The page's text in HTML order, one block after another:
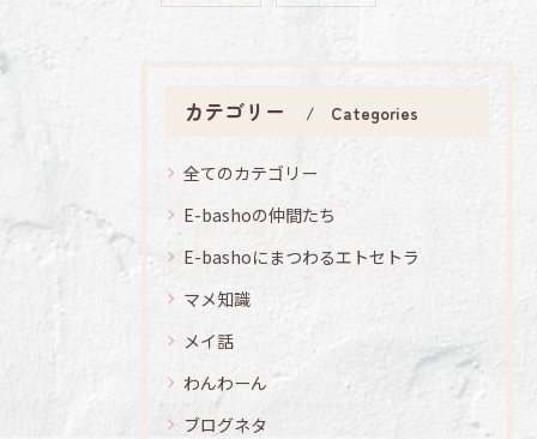
カテゴリー Categories
全てのカテゴリー
E-bashoの仲間たち
E-bashoにまつわるエトセトラ
マメ知識
メイ話
わんわーん
ブログネタ